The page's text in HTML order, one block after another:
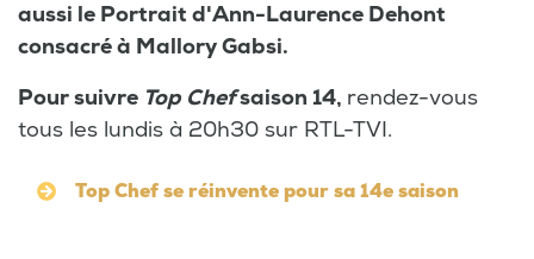
aussi le Portrait d'Ann-Laurence Dehont
consacré à Mallory Gabsi.
Pour suivre Top Chefsaison 14, rendez-vous
tous les lundis à 20h30 sur RTL-TVI.
Top Chef se réinvente pour sa 14e saison